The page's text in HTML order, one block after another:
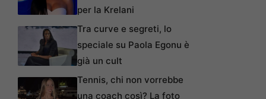
per la Krelani
Tra curve e segreti, lo
speciale su Paola Egonu è
già un cult
Tennis, chi non vorrebbe
una coach così? La foto